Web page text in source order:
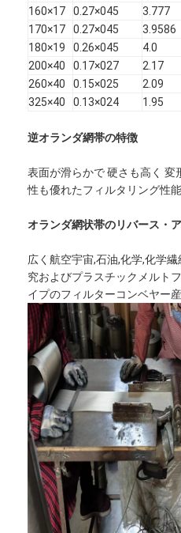
ホーム
製品
企業情報
160×17
0.27×045
3.777
170×17
0.27×045
3.9586
180×19
0.26×045
4.0
200×40
0.17×027
2.17
260×40
0.15×025
2.09
325×40
0.13×024 1.95
逆オランダ網帯の特徴
表面が滑らかで 硬さも高く 変
性も優れたフィルタリング性
オランダ網状帯のリバース・
広く航空宇宙,石油,化学,化学
究およびプラスチックメルト
イプのフィルターコンベヤー